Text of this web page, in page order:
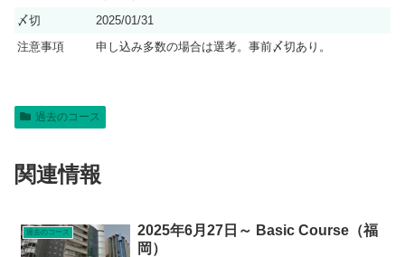
〆切
2025/01/31
注意事項
申し込み多数の場合は選考。事前〆切あり。
過去のコース
関連情報
過去のコース
2025年6月27日～ Basic Course（福
岡）